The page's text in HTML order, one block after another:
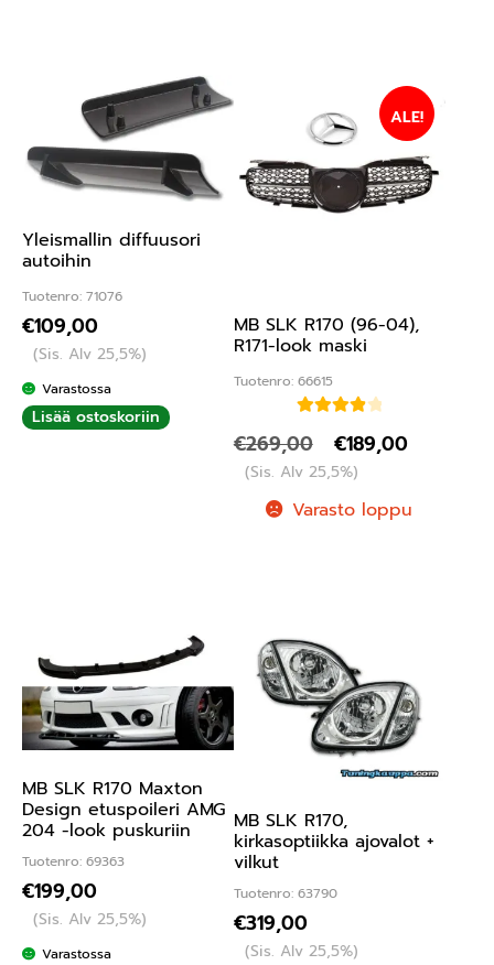
Yleismallin diffuusori
autoihin
Tuotenro: 71076
€109,00
(Sis. Alv 25,5%)
Varastossa
Lisää ostoskoriin
MB SLK R170 (96-04),
R171-look maski
Tuotenro: 66615
tuotteesta:
4.00/ 5
ALE!
€269,00 €189,00
(Sis. Alv 25,5%)
Varasto loppu
MB SLK R170 Maxton
Design etuspoileri AMG
204 -look puskuriin
Tuotenro: 69363
€199,00
(Sis. Alv 25,5%)
Varastossa
MB SLK R170,
kirkasoptiikka ajovalot +
vilkut
Tuotenro: 63790
€319,00
(Sis. Alv 25,5%)